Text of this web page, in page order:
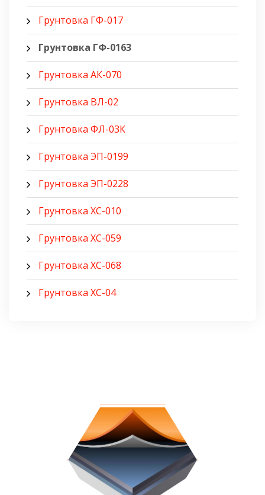
Грунтовка ГФ-017
Грунтовка ГФ-0163
Грунтовка АК-070
Грунтовка ВЛ-02
Грунтовка ФЛ-03К
Грунтовка ЭП-0199
Грунтовка ЭП-0228
Грунтовка ХС-010
Грунтовка ХС-059
Грунтовка ХС-068
Грунтовка ХС-04